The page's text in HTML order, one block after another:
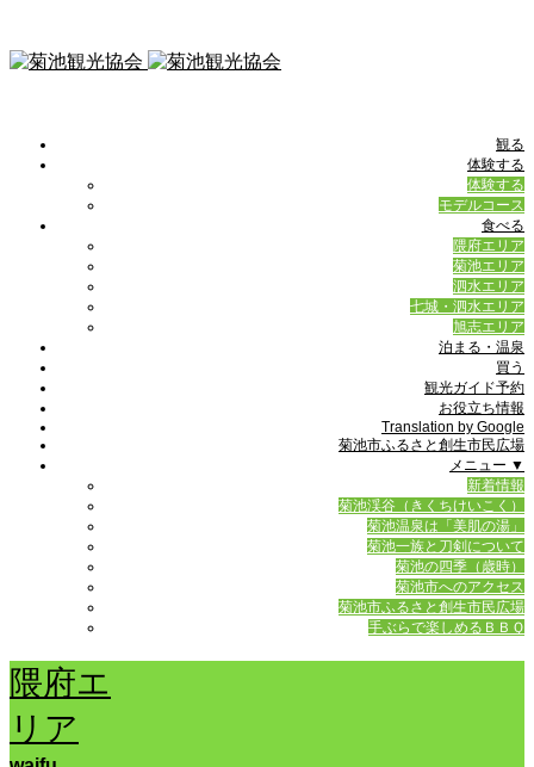
観る
体験する
体験する
モデルコース
食べる
隈府エリア
菊池エリア
泗水エリア
七城・泗水エリア
旭志エリア
泊まる・温泉
買う
観光ガイド予約
お役立ち情報
Translation by Google
菊池市ふるさと創生市民広場
メニュー ▼
新着情報
菊池渓谷（きくちけいこく）
菊池温泉は「美肌の湯」
菊池一族と刀剣について
菊池の四季（歳時）
菊池市へのアクセス
菊池市ふるさと創生市民広場
手ぶらで楽しめるＢＢＱ
隈府エ
リア